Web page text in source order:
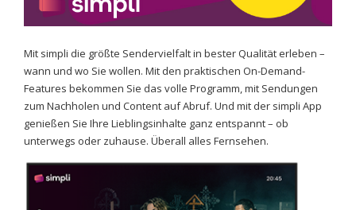
Mit simpli die größte Sendervielfalt in bester Qualität erleben –
wann und wo Sie wollen. Mit den praktischen On-Demand-
Features bekommen Sie das volle Programm, mit Sendungen
zum Nachholen und Content auf Abruf. Und mit der simpli App
genießen Sie Ihre Lieblingsinhalte ganz entspannt – ob
unterwegs oder zuhause. Überall alles Fernsehen.